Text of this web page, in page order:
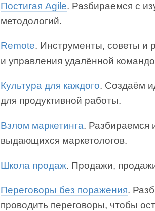
Постигая Agile. Разбираемся с
методологий.
Remote. Инструменты, советы и
и управления удалённой
Культура для каждого. Создаём
для продуктивной работы.
Взлом маркетинга. Разбираемся
выдающихся маркетологов.
Школа продаж. Продажи,
Переговоры без поражения.
проводить переговоры, чтобы